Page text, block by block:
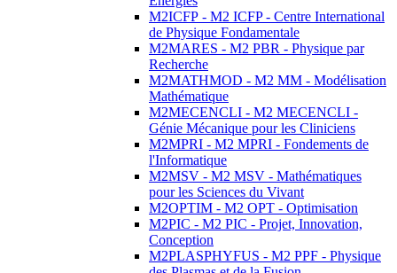
M2ICFP - M2 ICFP - Centre International
de Physique Fondamentale
M2MARES - M2 PBR - Physique par
Recherche
M2MATHMOD - M2 MM - Modélisation
Mathématique
M2MECENCLI - M2 MECENCLI -
Génie Mécanique pour les Cliniciens
M2MPRI - M2 MPRI - Fondements de
l'Informatique
M2MSV - M2 MSV - Mathématiques
pour les Sciences du Vivant
M2OPTIM - M2 OPT - Optimisation
M2PIC - M2 PIC - Projet, Innovation,
Conception
M2PLASPHYFUS - M2 PPF - Physique